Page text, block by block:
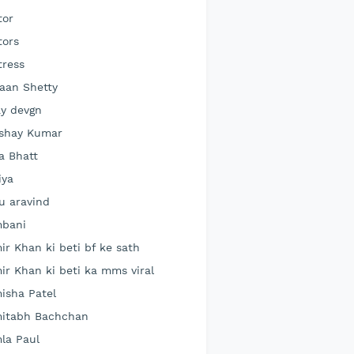
Shetty
devgn
Kumar
Bhatt
aravind
Khan ki beti bf ke sath
Khan ki beti ka mms viral
Patel
Bachchan
Paul